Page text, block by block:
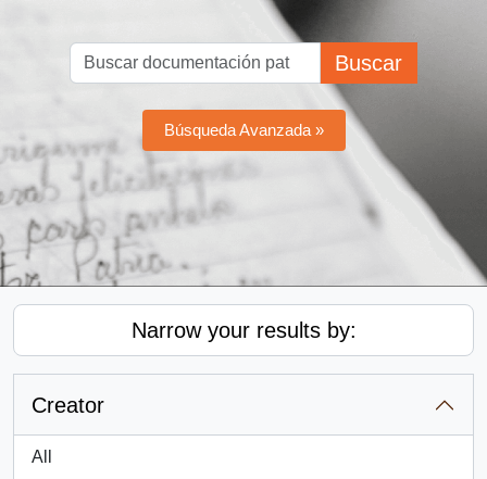
Buscar
Búsqueda Avanzada »
Narrow your results by:
Creator
All